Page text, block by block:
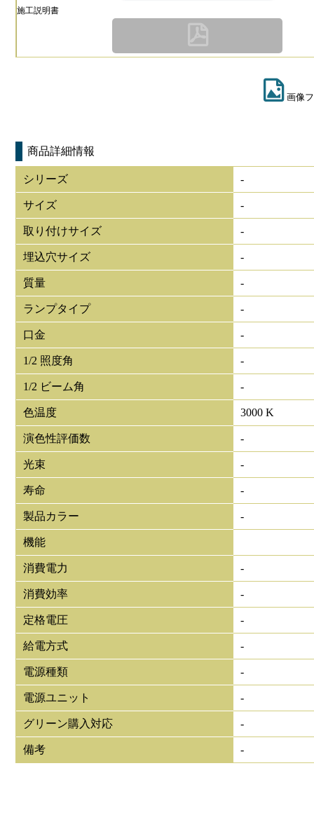
施工説明書
画像
商品詳細情報
シリーズ -
サイズ -
取り付けサイズ -
埋込穴サイズ -
質量 -
ランプタイプ -
口金 -
1/2 照度角 -
1/2 ビーム角 -
色温度 3000 K
演色性評価数 -
光束 -
寿命 -
製品カラー -
機能
消費電力 -
消費効率 -
定格電圧 -
給電方式 -
電源種類 -
電源ユニット -
グリーン購入対応 -
備考 -